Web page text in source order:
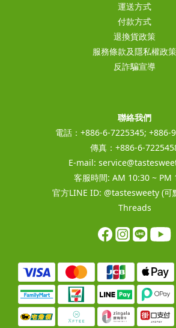
運送方式
付款方式
退換貨政策
服務條款及隱私權政策
反詐騙宣導
聯絡我們
電話：+886-6-7225345; +886-
傳真：+886-6-
E-mail:
客服時間: AM 10:30 ~ PM
官方LINE ID: @tastesweety(可
Threads